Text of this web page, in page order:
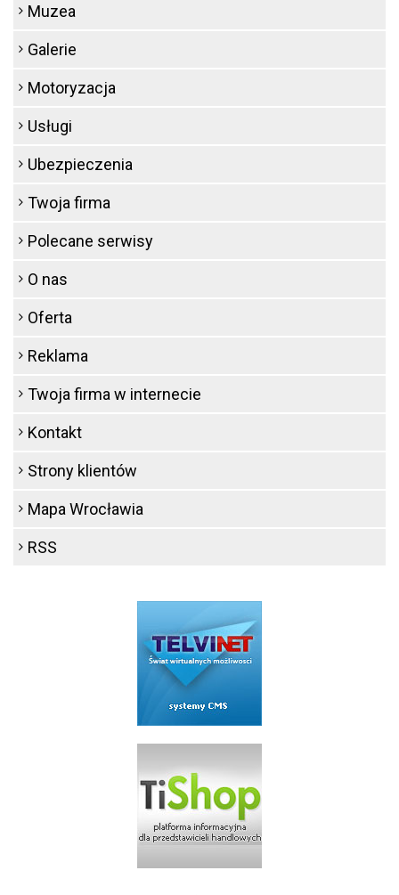
Muzea
Galerie
Motoryzacja
Usługi
Ubezpieczenia
Twoja firma
Polecane serwisy
O nas
Oferta
Reklama
Twoja firma w internecie
Kontakt
Strony klientów
Mapa Wrocławia
RSS